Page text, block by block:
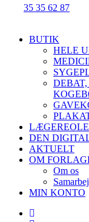
35 35 62 87
Close
BUTIK
HELE
DEN
AKTUELT
OM
Om os
MIN KONTO
facebook